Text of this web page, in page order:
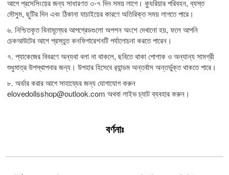
আগে প্রসেসিংয়ের জন্য সাধারণত ৩-৭ দিন সময় লাগে। ক্যুরিয়ার পরিবহন, ব্যস্ত
মৌসুম, ছুটির দিন এবং ঠিকানা যাচাইয়ের কারণে অতিরিক্ত সময় লাগতে পারে।
৬. নিশ্চিতকৃত বিনামূল্যের আপগ্রেডগুলো অপশন অংশে দেখানো হয়, ফলে আপনি
চেকআউটের আগে প্রস্তুত কনফিগারেশনটি পর্যালোচনা করতে পারেন।
৭. প্যাকেজের বিবরণে অন্যথা বলা না থাকলে, ছবিতে থাকা পোশাক ও অন্যান্য সামগ্রী
শুধুমাত্র উপস্থাপনার জন্য। উপহার হিসেবে র‍্যান্ডম অন্তর্বাস অন্তর্ভুক্ত থাকতে পারে।
৮. অর্ডার করার আগে সাহায্যের জন্য যোগাযোগ করুন
elovedollsshop@outlook.com অথবা লাইভ চ্যাট ব্যবহার করুন।
বর্ণনাঃ